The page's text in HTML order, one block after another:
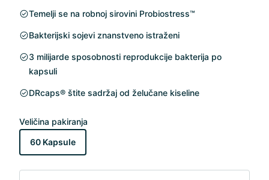
Temelji se na robnoj sirovini Probiostress™
Bakterijski sojevi znanstveno istraženi
3 milijarde sposobnosti reprodukcije bakterija po
kapsuli
DRcaps® štite sadržaj od želučane kiseline
Veličina pakiranja
60 Kapsule